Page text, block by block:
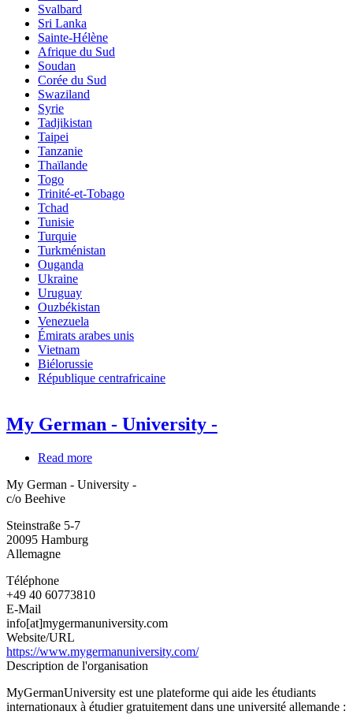
Svalbard
Sri Lanka
Sainte-Hélène
Afrique du Sud
Soudan
Corée du Sud
Swaziland
Syrie
Tadjikistan
Taipei
Tanzanie
Thaïlande
Togo
Trinité-et-Tobago
Tchad
Tunisie
Turquie
Turkménistan
Ouganda
Ukraine
Uruguay
Ouzbékistan
Venezuela
Émirats arabes unis
Vietnam
Biélorussie
République centrafricaine
My German - University -
Read more
German
My German - University -
c/o Beehive
Steinstraße 5-7
20095 Hamburg
Allemagne
Téléphone
+49 40 60773810
E-Mail
info[at]mygermanuniversity.com
Website/URL
https://www.mygermanuniversity.com/
Description de l'organisation
MyGermanUniversity est une plateforme qui aide les étudiants
internationaux à étudier gratuitement dans une université allemande :